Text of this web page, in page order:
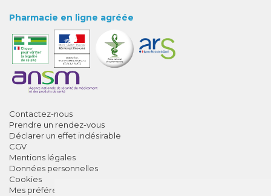
Pharmacie en ligne agréée
Contactez-nous
Prendre un rendez-vous
Déclarer un effet indésirable
CGV
Mentions légales
Données personnelles
Cookies
Mes préférences Cookies